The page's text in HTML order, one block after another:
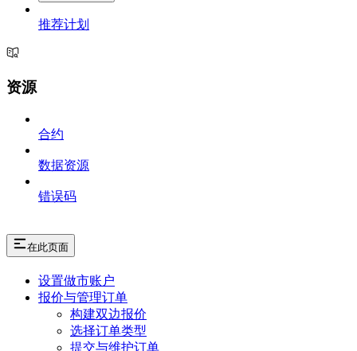
推荐计划
资源
合约
数据资源
错误码
在此页面
设置做市账户
报价与管理订单
构建双边报价
选择订单类型
提交与维护订单